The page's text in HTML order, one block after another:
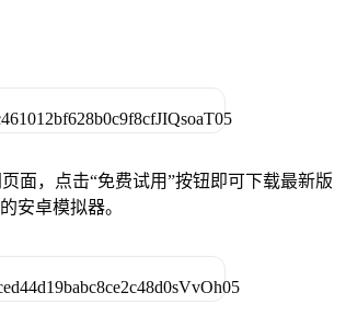
面，点击“免费试用”按钮即可下载最新版
的安卓模拟器。